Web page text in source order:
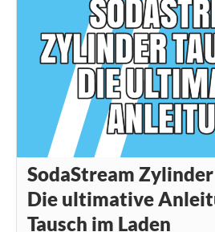
SodaStream
Die ultimative
Tausch im Laden